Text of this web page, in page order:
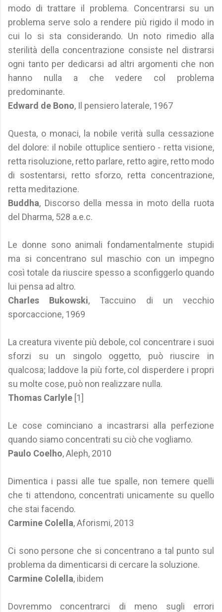
modo di trattare il problema. Concentrarsi su un
problema serve solo a rendere più rigido il modo in
cui lo si sta considerando. Un noto rimedio alla
sterilità della concentrazione consiste nel distrarsi
ogni tanto per dedicarsi ad altri argomenti che non
hanno nulla a che vedere col problema
predominante.
Edward de Bono, Il pensiero laterale, 1967
Questa, o monaci, la nobile verità sulla cessazione
del dolore: il nobile ottuplice sentiero - retta visione,
retta risoluzione, retto parlare, retto agire, retto modo
di sostentarsi, retto sforzo, retta concentrazione,
retta meditazione.
Buddha, Discorso della messa in moto della ruota
del Dharma, 528 a.e.c.
Le donne sono animali fondamentalmente stupidi
ma si concentrano sul maschio con un impegno
così totale da riuscire spesso a sconfiggerlo quando
lui pensa ad altro.
Charles Bukowski, Taccuino di un vecchio
sporcaccione, 1969
La creatura vivente più debole, col concentrare i suoi
sforzi su un singolo oggetto, può riuscire in
qualcosa; laddove la più forte, col disperdere i propri
su molte cose, può non realizzare nulla.
Thomas Carlyle [1]
Le cose cominciano a incastrarsi alla perfezione
quando siamo concentrati su ciò che vogliamo.
Paulo Coelho, Aleph, 2010
Dimentica i passi alle tue spalle, non temere quelli
che ti attendono, concentrati unicamente su quello
che stai facendo.
Carmine Colella, Aforismi, 2013
Ci sono persone che si concentrano a tal punto sul
problema da dimenticarsi di cercare la soluzione.
Carmine Colella, ibidem
Dovremmo concentrarci di meno sugli errori